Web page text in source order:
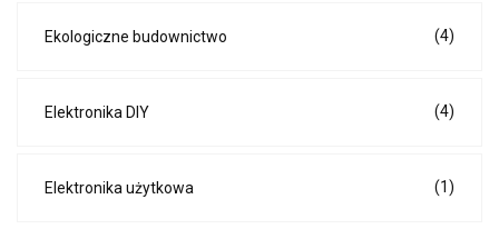
Ekologiczne budownictwo (4)
Elektronika DIY (4)
Elektronika użytkowa (1)